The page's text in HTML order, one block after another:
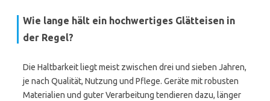
Wie lange hält ein hochwertiges Glätteisen in
der Regel?
Die Haltbarkeit liegt meist zwischen drei und sieben Jahren,
je nach Qualität, Nutzung und Pflege. Geräte mit robusten
Materialien und guter Verarbeitung tendieren dazu, länger